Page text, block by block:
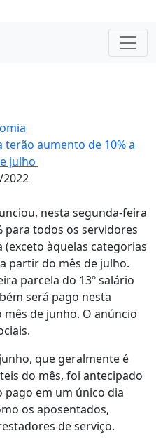
terão aumento de 10% a
julho
nesta segunda-feira
para todos os servidores
(exceto àquelas categorias
partir do mês de julho.
parcela do 13º salário
será pago nesta
de junho. O anúncio
que geralmente é
do mês, foi antecipado
pago em um único dia
os aposentados,
de serviço.